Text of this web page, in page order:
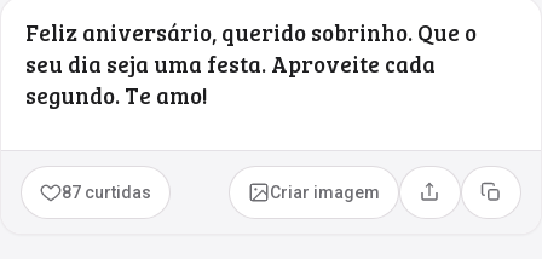
Feliz aniversário, querido sobrinho. Que o
seu dia seja uma festa. Aproveite cada
segundo. Te amo!
87 curtidas Criar imagem Compartilhar
Copiar